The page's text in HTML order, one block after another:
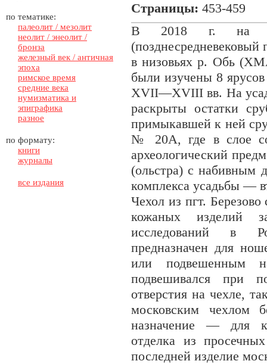
по тематике:
палеолит / мезолит
неолит / энеолит /
бронза
железный век / античная
эпоха
римское время
средние века
нумизматика и
эпиграфика
разное
по формату:
книги
журналы
все издания
Страницы: 453-459
В 2018 г. на
в низовьях р. Обь
были изучены 8
XVII—XVIII вв. На
раскрыты остатки
примыкавшей к ней
№ 20А, где в слое
археологический
(ольстра) с набивным
комплекса усадьбы —
Чехол из пгт. Березово
кожаных изделий
исследований в
предназначен для
или подвешенным
подвешивался при
отверстия на чехле,
московским чехлом
назначение — для
отделка из
последней изделие